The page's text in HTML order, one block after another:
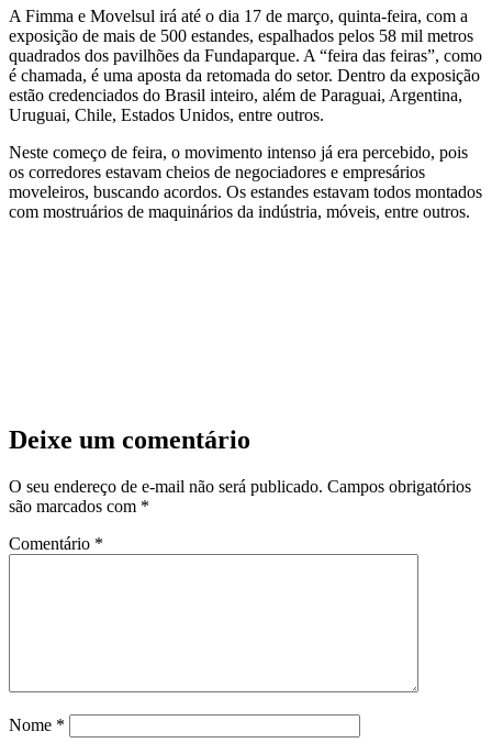
A Fimma e Movelsul irá até o dia 17 de março, quinta-feira, com a
exposição de mais de 500 estandes, espalhados pelos 58 mil metros
quadrados dos pavilhões da Fundaparque. A “feira das feiras”, como
é chamada, é uma aposta da retomada do setor. Dentro da exposição
estão credenciados do Brasil inteiro, além de Paraguai, Argentina,
Uruguai, Chile, Estados Unidos, entre outros.
Neste começo de feira, o movimento intenso já era percebido, pois
os corredores estavam cheios de negociadores e empresários
moveleiros, buscando acordos. Os estandes estavam todos montados
com mostruários de maquinários da indústria, móveis, entre outros.
Deixe um comentário
O seu endereço de e-mail não será publicado. Campos obrigatórios
são marcados com *
Comentário *
Nome *